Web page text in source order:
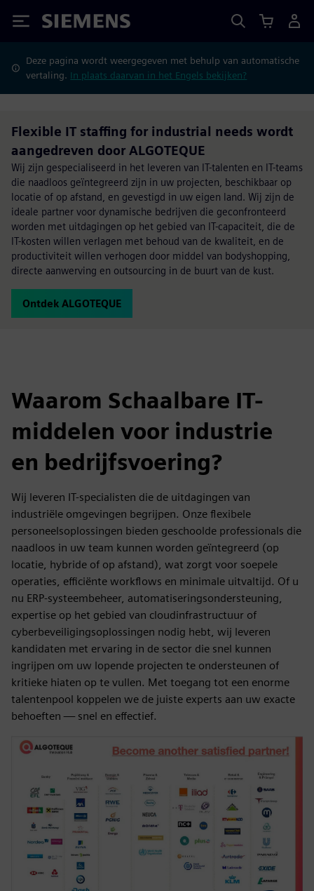
Siemens
Deze pagina wordt weergegeven met behulp van automatische
vertaling. In plaats daarvan in het Engels bekijken?
Flexible IT staffing for industrial needs wordt
aangedreven door ALGOTEQUE
Wij zijn gespecialiseerd in het leveren van IT-talenten en IT-teams
die naadloos geïntegreerd zijn in uw projecten, beschikbaar op
locatie of op afstand, en gevestigd in uw eigen land. Wij zijn de
ideale partner voor dynamische bedrijven die geconfronteerd
worden met uitdagingen op het gebied van IT-capaciteit, die de
IT-kosten willen verlagen met behoud van de kwaliteit, en de
productiviteit willen verhogen door middel van bodyshopping,
directe aanwerving en outsourcing in de buurt van de kust.
Ontdek ALGOTEQUE
Waarom Schaalbare IT-
middelen voor industrie
en bedrijfsvoering?
Wij leveren IT-specialisten die de uitdagingen van
industriële omgevingen begrijpen. Onze flexibele
personeelsoplossingen bieden geschoolde professionals die
naadloos in uw team kunnen worden geïntegreerd (op
locatie, hybride of op afstand), wat zorgt voor soepele
operaties, efficiënte workflows en minimale uitvaltijd. Of u
nu ERP-systeembeheer, automatiseringsondersteuning,
expertise op het gebied van cloudinfrastructuur of
cyberbeveiligingsoplossingen nodig hebt, wij leveren
kandidaten met ervaring in de sector die snel kunnen
ingrijpen om uw lopende projecten te ondersteunen of
kritieke hiaten op te vullen. Met toegang tot een enorme
talentenpool koppelen we de juiste experts aan uw exacte
behoeften — snel en effectief.